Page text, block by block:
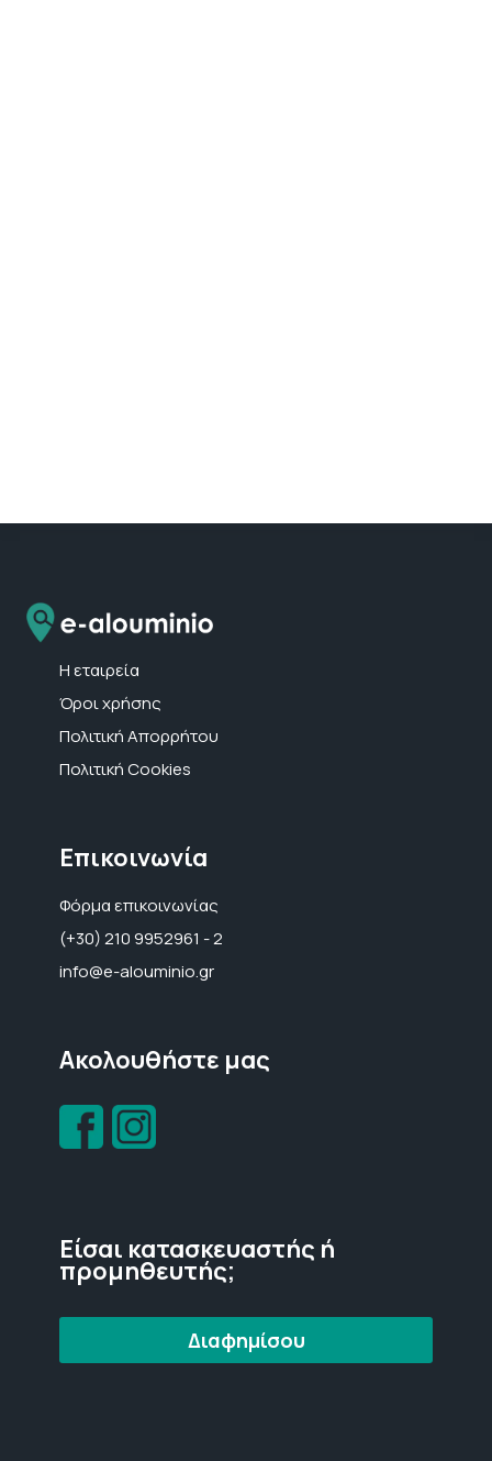
Η εταιρεία
Όροι χρήσης
Πολιτική Απορρήτου
Πολιτική Cookies
Επικοινωνία
Φόρμα επικοινωνίας
(+30) 210 9952961 - 2
info@e-alouminio.gr
Ακολουθήστε μας
Είσαι κατασκευαστής ή
προμηθευτής;
Διαφημίσου